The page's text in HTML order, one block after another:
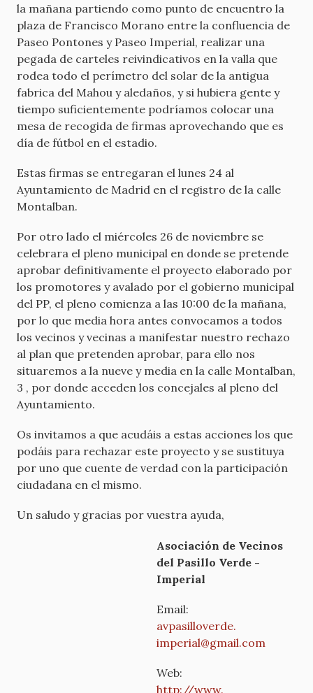
la mañana partiendo como punto de encuentro la
plaza de Francisco Morano entre la confluencia de
Paseo Pontones y Paseo Imperial, realizar una
pegada de carteles reivindicativos en la valla que
rodea todo el perímetro del solar de la antigua
fabrica del Mahou y aledaños, y si hubiera gente y
tiempo suficientemente podríamos colocar una
mesa de recogida de firmas aprovechando que es
día de fútbol en el estadio.
Estas firmas se entregaran el lunes 24 al
Ayuntamiento de Madrid en el registro de la calle
Montalban.
Por otro lado el miércoles 26 de noviembre se
celebrara el pleno municipal en donde se pretende
aprobar definitivamente el proyecto elaborado por
los promotores y avalado por el gobierno municipal
del PP, el pleno comienza a las 10:00 de la mañana,
por lo que media hora antes convocamos a todos
los vecinos y vecinas a manifestar nuestro rechazo
al plan que pretenden aprobar, para ello nos
situaremos a la nueve y media en la calle Montalban,
3 , por donde acceden los concejales al pleno del
Ayuntamiento.
Os invitamos a que acudáis a estas acciones los que
podáis para rechazar este proyecto y se sustituya
por uno que cuente de verdad con la participación
ciudadana en el mismo.
Un saludo y gracias por vuestra ayuda,
Asociación de Vecinos
del Pasillo Verde -
Imperial
Email:
avpasilloverde.
imperial@gmail.com
Web:
http://www.